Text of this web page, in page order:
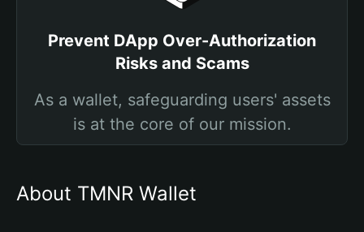
Prevent DApp Over-Authorization
Risks and Scams
As a wallet, safeguarding users' assets
is at the core of our mission.
About TMNR Wallet